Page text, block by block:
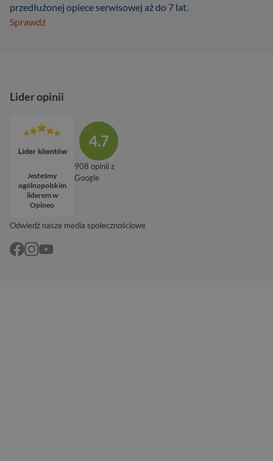
przedłużonej opiece serwisowej aż do 7 lat.
Sprawdź
Odwiedź nasze media społecznościowe
Lider opinii
Jesteśmy
ogólnopolskim
liderem w
Opineo
4.7
908 opinii z
Google